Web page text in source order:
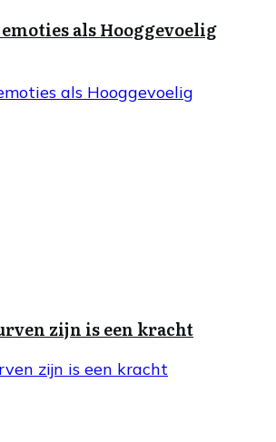
als Hooggevoelig
als Hooggevoelig
zijn is een kracht
zijn is een kracht